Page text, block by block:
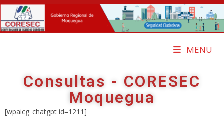
MENU
Consultas - CORESEC
Moquegua
[wpaicg_chatgpt id=1211]